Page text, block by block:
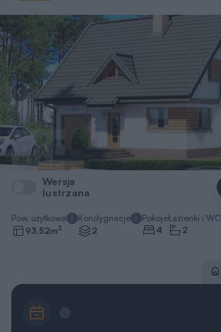
Wersja
lustrzana
Pow. użytkowa
93,52m2
Kondygnacje
2
Pokoje
4
Łazienki i WC
2